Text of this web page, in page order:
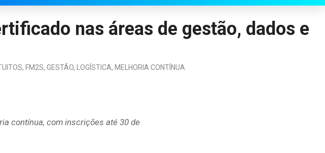
nas áreas de gestão, dados e
, FM2S, GESTÃO, LOGÍSTICA, MELHORIA CONTÍNUA
contínua, com inscrições até 30 de